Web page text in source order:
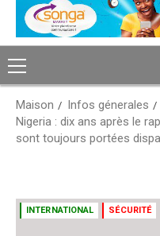
Menu
principal
Maison
Infos génerales
Nigeria : dix ans après le
sont toujours portées
INTERNATIONAL SÉCURITÉ